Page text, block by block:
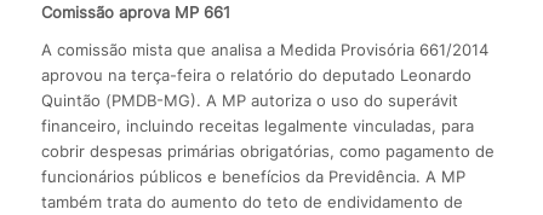
Comissão aprova MP 661
A comissão mista que analisa a Medida Provisória 661/2014
aprovou na terça-feira o relatório do deputado Leonardo
Quintão (PMDB-MG). A MP autoriza o uso do superávit
financeiro, incluindo receitas legalmente vinculadas, para
cobrir despesas primárias obrigatórias, como pagamento de
funcionários públicos e benefícios da Previdência. A MP
também trata do aumento do teto de endividamento de